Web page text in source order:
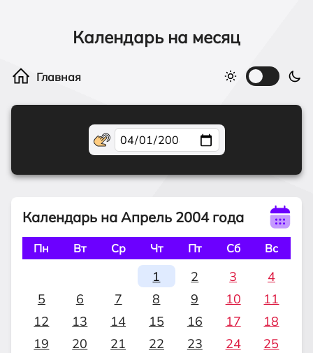
Календарь на месяц
Календарь на Апрель 2004 года
Пн Вт Ср Чт Пт Сб Вс
1 2 3
4
5
6 7 8 9 10
11
12
13 14 15 16 17
18
19
20 21 22 23 24
25